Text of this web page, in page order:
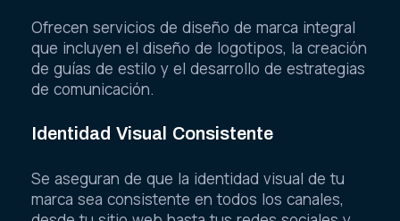
Ofrecen servicios de diseño de marca integral
que incluyen el diseño de logotipos, la creación
de guías de estilo y el desarrollo de estrategias
de comunicación.
Identidad Visual Consistente
Se aseguran de que la identidad visual de tu
marca sea consistente en todos los canales,